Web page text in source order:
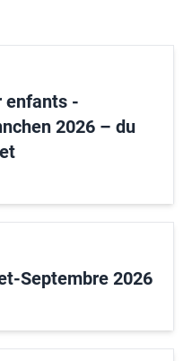
enfants -
2026 – du
Septembre 2026